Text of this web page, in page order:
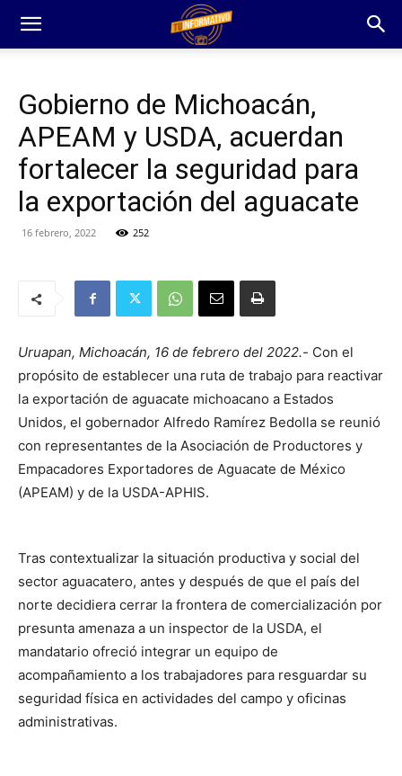
Gobierno de Michoacán,
APEAM y USDA, acuerdan
fortalecer la seguridad para
la exportación del aguacate
16 febrero, 2022 252
Uruapan, Michoacán, 16 de febrero del 2022.- Con el
propósito de establecer una ruta de trabajo para reactivar
la exportación de aguacate michoacano a Estados
Unidos, el gobernador Alfredo Ramírez Bedolla se reunió
con representantes de la Asociación de Productores y
Empacadores Exportadores de Aguacate de México
(APEAM) y de la USDA-APHIS.
Tras contextualizar la situación productiva y social del
sector aguacatero, antes y después de que el país del
norte decidiera cerrar la frontera de comercialización por
presunta amenaza a un inspector de la USDA, el
mandatario ofreció integrar un equipo de
acompañamiento a los trabajadores para resguardar su
seguridad física en actividades del campo y oficinas
administrativas.